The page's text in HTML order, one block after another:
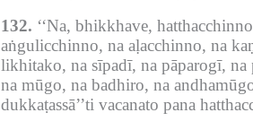
132. ‘‘Na, bhikkhave,
aṅgulicchinno, na aḷacchinno, na
likhitako, na sīpadī, na pāparogī,
na mūgo, na badhiro, na
dukkaṭassā’’ti vacanato pana